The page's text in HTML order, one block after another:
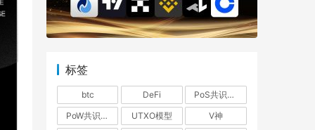
标签
btc DeFi
PoS共识机制
PoW共识机制
UTXO模型
V神